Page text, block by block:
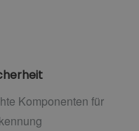
Komponenten für